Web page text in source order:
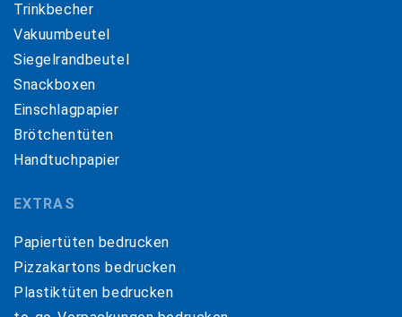
Trinkbecher
Vakuumbeutel
Siegelrandbeutel
Snackboxen
Einschlagpapier
Brötchentüten
Handtuchpapier
EXTRAS
Papiertüten bedrucken
Pizzakartons bedrucken
Plastiktüten bedrucken